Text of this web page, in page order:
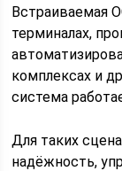
Встраиваемая
терминалах,
комплексах и
система
Для таких
надёжность,